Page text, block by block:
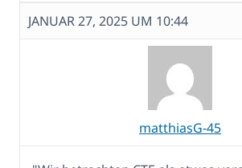
JANUAR 27, 2025 UM 10:44
matthiasG-45